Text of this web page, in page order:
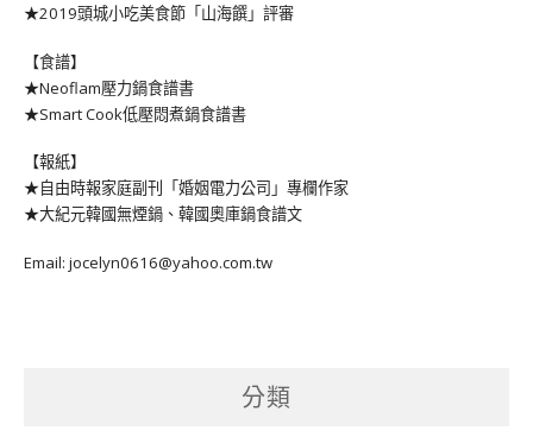
★2019頭城小吃美食節「山海饌」評審
【食譜】
★Neoflam壓力鍋食譜書
★Smart Cook低壓悶煮鍋食譜書
【報紙】
★自由時報家庭副刊「婚姻電力公司」專欄作家
★大紀元韓國無煙鍋、韓國奧庫鍋食譜文
Email: jocelyn0616@yahoo.com.tw
分類